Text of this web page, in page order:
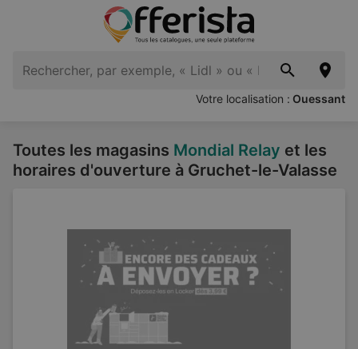
Votre localisation : Ouessant
Toutes les magasins Mondial Relay et les
horaires d'ouverture à Gruchet-le-Valasse